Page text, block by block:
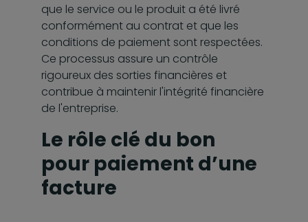
que le service ou le produit a été livré
conformément au contrat et que les
conditions de paiement sont respectées.
Ce processus assure un contrôle
rigoureux des sorties financières et
contribue à maintenir l'intégrité financière
de l'entreprise.
Le rôle clé du bon
pour paiement d’une
facture